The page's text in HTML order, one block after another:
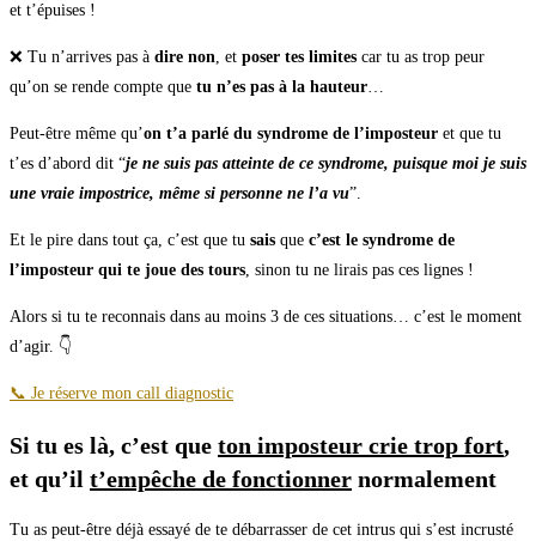
et t’épuises !
❌ Tu n’arrives pas à dire non, et poser tes limites car tu as trop peur
qu’on se rende compte que tu n’es pas à la hauteur…
Peut-être même qu’on t’a parlé du syndrome de l’imposteur et que tu
t’es d’abord dit “je ne suis pas atteinte de ce syndrome, puisque moi je suis
une vraie impostrice, même si personne ne l’a vu”.
Et le pire dans tout ça, c’est que tu sais que c’est le syndrome de
l’imposteur qui te joue des tours, sinon tu ne lirais pas ces lignes !
Alors si tu te reconnais dans au moins 3 de ces situations… c’est le moment
d’agir. 👇
📞 Je réserve mon call diagnostic
Si tu es là, c’est que ton imposteur crie trop fort,
et qu’il t’empêche de fonctionner normalement
Tu as peut-être déjà essayé de te débarrasser de cet intrus qui s’est incrusté